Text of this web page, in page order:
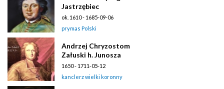
Jastrzębiec
ok. 1610 - 1685-09-06
prymas Polski
Andrzej Chryzostom
Załuski h. Junosza
1650 - 1711-05-12
kanclerz wielki koronny